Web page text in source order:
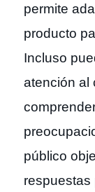
permite
producto
Incluso
atención al
público
respuestas